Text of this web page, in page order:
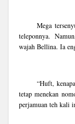
Mega
teleponnya.
wajah Bellina. Ia
“Huft,
tetap menekan
perjamuan teh kali